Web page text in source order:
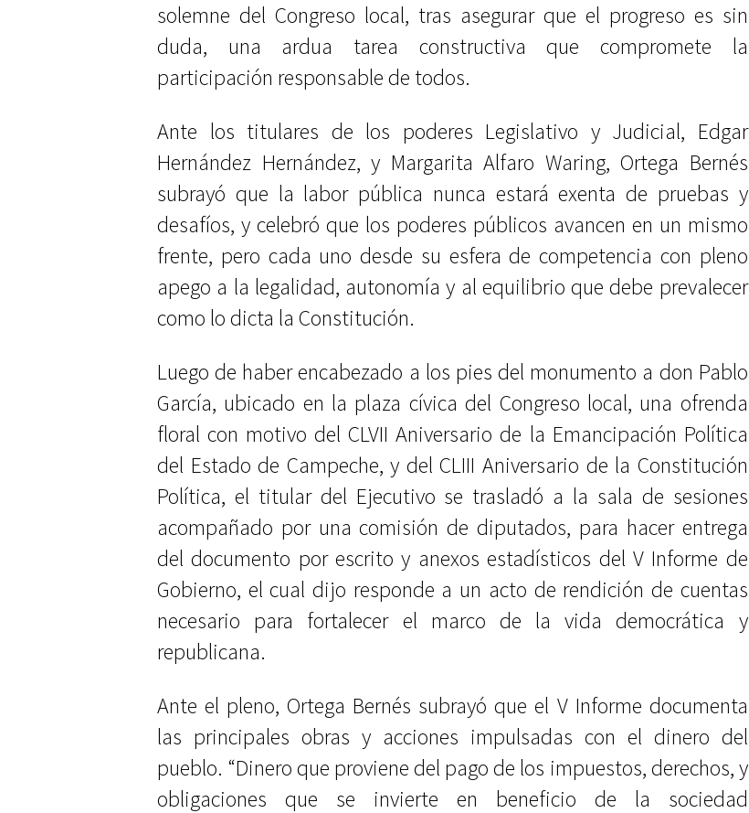
solemne del Congreso local, tras asegurar que el progreso es sin
duda, una ardua tarea constructiva que compromete la
participación responsable de todos.
Ante los titulares de los poderes Legislativo y Judicial, Edgar
Hernández Hernández, y Margarita Alfaro Waring, Ortega Bernés
subrayó que la labor pública nunca estará exenta de pruebas y
desafíos, y celebró que los poderes públicos avancen en un mismo
frente, pero cada uno desde su esfera de competencia con pleno
apego a la legalidad, autonomía y al equilibrio que debe prevalecer
como lo dicta la Constitución.
Luego de haber encabezado a los pies del monumento a don Pablo
García, ubicado en la plaza cívica del Congreso local, una ofrenda
floral con motivo del CLVII Aniversario de la Emancipación Política
del Estado de Campeche, y del CLIII Aniversario de la Constitución
Política, el titular del Ejecutivo se trasladó a la sala de sesiones
acompañado por una comisión de diputados, para hacer entrega
del documento por escrito y anexos estadísticos del V Informe de
Gobierno, el cual dijo responde a un acto de rendición de cuentas
necesario para fortalecer el marco de la vida democrática y
republicana.
Ante el pleno, Ortega Bernés subrayó que el V Informe documenta
las principales obras y acciones impulsadas con el dinero del
pueblo. “Dinero que proviene del pago de los impuestos, derechos, y
obligaciones que se invierte en beneficio de la sociedad